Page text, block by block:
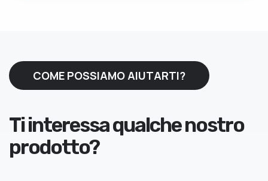
COME POSSIAMO AIUTARTI?
Ti interessa qualche nostro
prodotto?